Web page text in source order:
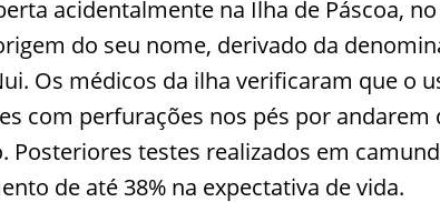
acidentalmente na Ilha de Páscoa, no
do seu nome, derivado da
Os médicos da ilha verificaram que o
com perfurações nos pés por andarem
Posteriores testes realizados em
de até 38% na expectativa de vida.